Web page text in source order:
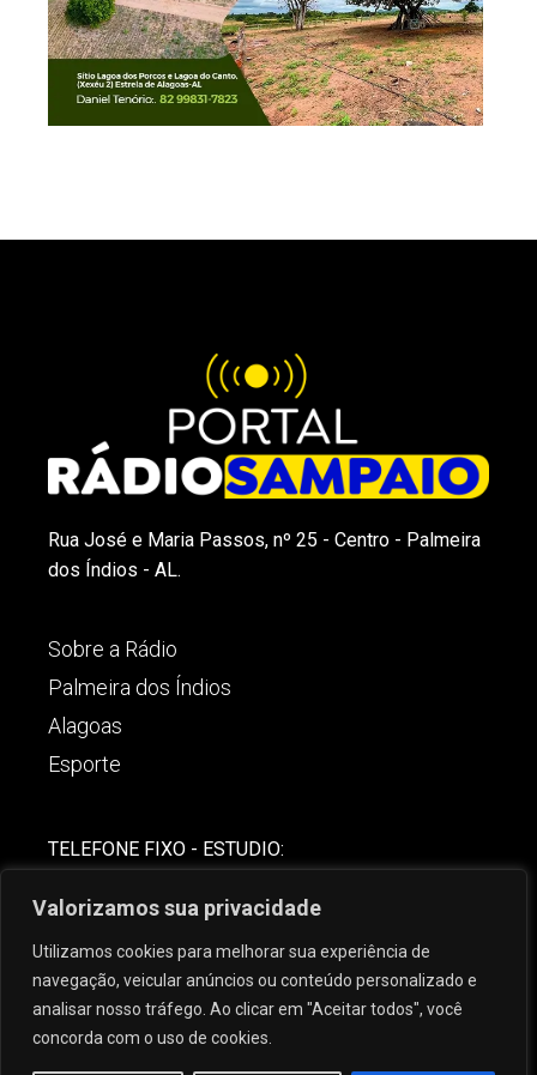
Valorizamos sua privacidade
Utilizamos cookies para melhorar sua experiência de
navegação, veicular anúncios ou conteúdo personalizado e
analisar nosso tráfego. Ao clicar em "Aceitar todos", você
concorda com o uso de cookies.
Rua José e Maria Passos, nº 25 - Centro - Palmeira
dos Índios - AL.
Sobre a Rádio
Palmeira dos Índios
Alagoas
Esporte
TELEFONE FIXO - ESTUDIO:
(82) 99621-8806